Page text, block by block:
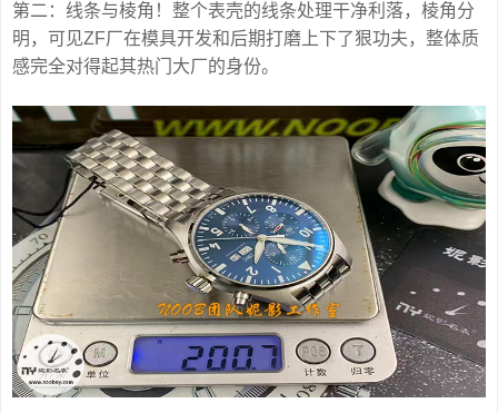
第二：线条与棱角！整个表壳的线条处理干净利落，棱角分
明，可见ZF厂在模具开发和后期打磨上下了狠功夫，整体质
感完全对得起其热门大厂的身份。